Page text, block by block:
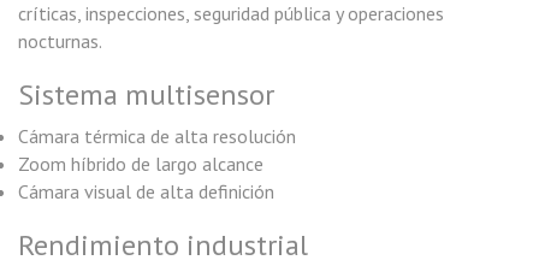
críticas, inspecciones, seguridad pública y operaciones
nocturnas.
Sistema multisensor
Cámara térmica de alta resolución
Zoom híbrido de largo alcance
Cámara visual de alta definición
Rendimiento industrial